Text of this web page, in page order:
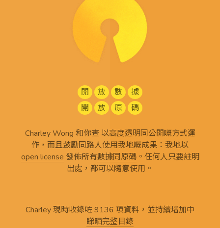
開 放 數
據
開
放 原 碼
Charley Wong 和你查 以高度透明同公開嘅方式運
作，而且鼓勵同路人使用我地嘅成果：我地以
open license 發佈所有數據同原碼。任何人只要註明
出處，都可以隨意使用。
Charley 現時收錄咗 9136 項資料，並持續增加中
睇晒完整目錄